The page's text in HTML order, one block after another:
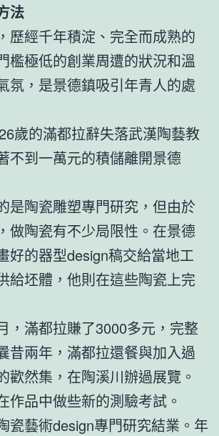
法
歷經千年積淀、完全而成熟的
檻極低的創業周遭的狀況和溫
氛，是景德鎮吸引年青人的處
歲的滿都拉辭失落武漢陶藝教
不到一萬元的積儲離開景德
是陶瓷雕塑專門研究，但由於
做陶瓷有不少局限性。在景德
好的器型design稿交給當地工
給坯體，他則在這些陶瓷上完
，滿都拉賺了3000多元，完整
昔兩年，滿都拉還餐與加入過
歡然集，在陶溪川辦過展覽。
作品中做些新的測驗考試。
瓷藝術design專門研究結業。年